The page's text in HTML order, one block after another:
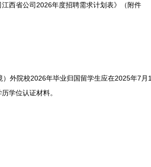
西省公司2026年度招聘需求计划表》（附件
外院校2026年毕业归国留学生应在2025年7月1
学位认证材料。